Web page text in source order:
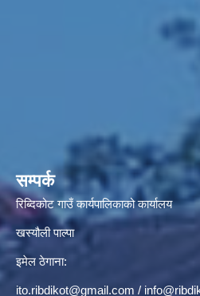
सम्पर्क
रिब्दिकोट गाउँ कार्यपालिकाको कार्यालय
खस्यौली पाल्पा
इमेल ठेगाना:
ito.ribdikot@gmail.com /